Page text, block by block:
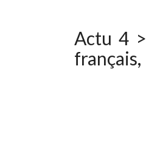
Actu 4 >
français,